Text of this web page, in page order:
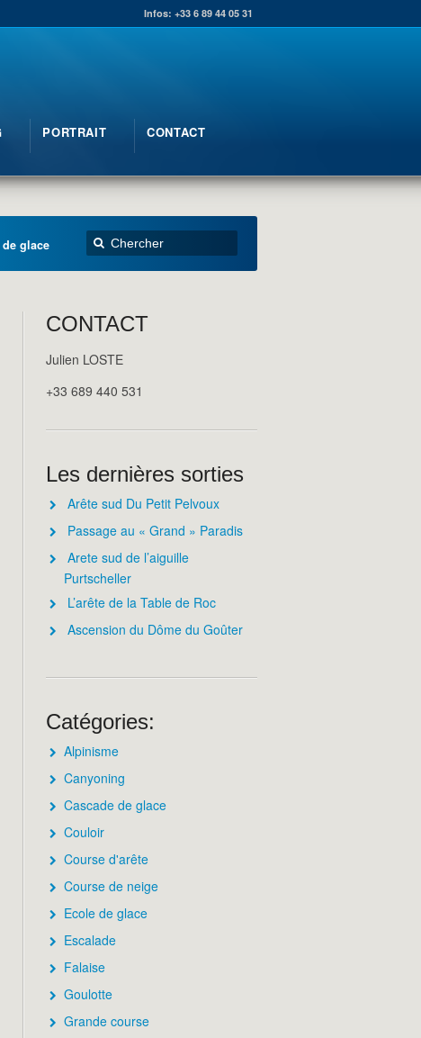
Infos: +33 6 89 44 05 31
PORTRAIT CONTACT
glace
CONTACT
Julien LOSTE
+33 689 440 531
Les dernières sorties
Arête sud Du Petit Pelvoux
Passage au « Grand » Paradis
Arete sud de l’aiguille
Purtscheller
L’arête de la Table de Roc
Ascension du Dôme du Goûter
Catégories:
Alpinisme
Canyoning
Cascade de glace
Couloir
Course d'arête
Course de neige
Ecole de glace
Escalade
Falaise
Goulotte
Grande course